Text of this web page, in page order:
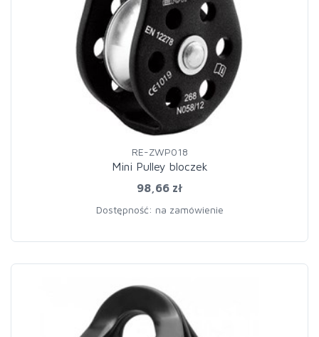
RE-ZWP018
Mini Pulley bloczek
98,66 zł
Dostępność: na zamówienie